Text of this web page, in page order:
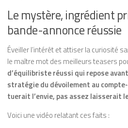
Le mystère, ingrédient
bande-annonce réussie
Éveiller l’intérêt et attiser la curiosité
le maître mot des meilleurs teasers
d’équilibriste réussi qui repose
stratégie du dévoilement au
tuerait l’envie, pas assez laisserait
Voici une vidéo relatant ces faits :